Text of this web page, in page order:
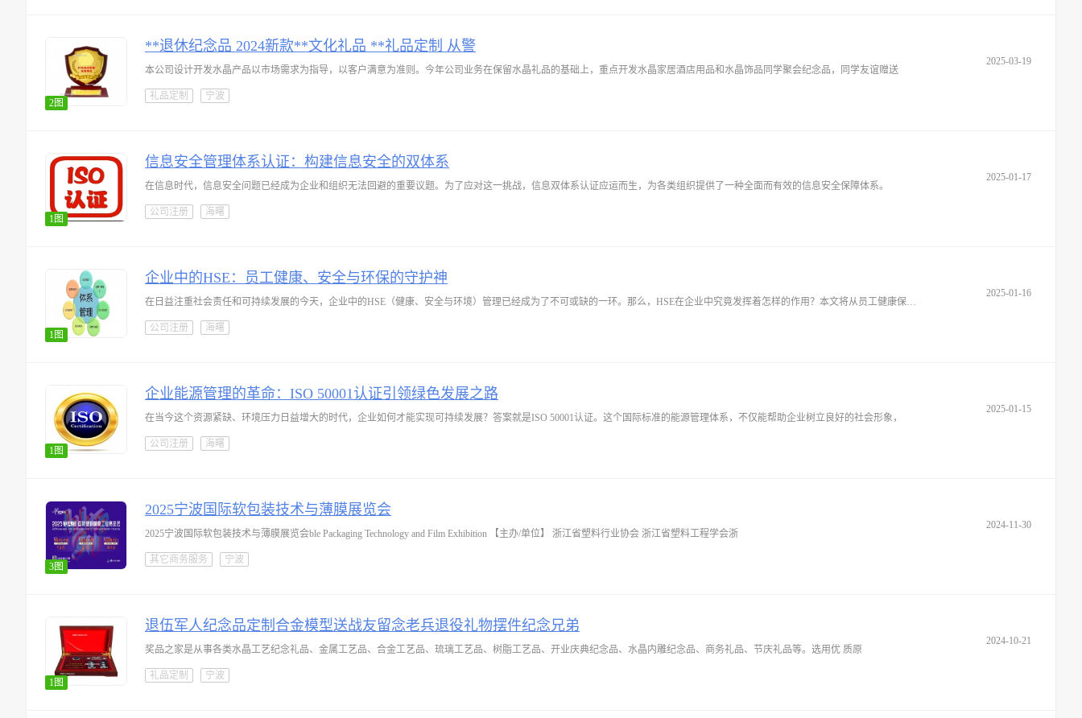
2图
2025-03-19
**退休纪念品 2024新款**文化礼品 **礼品定制 从警
本公司设计开发水晶产品以市场需求为指导，以客户满意为准则。今年公司业务在保留水晶礼品的基础上，重点开发水晶家居酒店用品和水晶饰品同学聚会纪念品，同学友谊赠送
礼品定制 宁波
1图
2025-01-17
信息安全管理体系认证：构建信息安全的双体系
在信息时代，信息安全问题已经成为企业和组织无法回避的重要议题。为了应对这一挑战，信息双体系认证应运而生，为各类组织提供了一种全面而有效的信息安全保障体系。
公司注册 海曙
1图
2025-01-16
企业中的HSE：员工健康、安全与环保的守护神
在日益注重社会责任和可持续发展的今天，企业中的HSE（健康、安全与环境）管理已经成为了不可或缺的一环。那么，HSE在企业中究竟发挥着怎样的作用？本文将从员工健康保护、
公司注册 海曙
1图
2025-01-15
企业能源管理的革命：ISO 50001认证引领绿色发展之路
在当今这个资源紧缺、环境压力日益增大的时代，企业如何才能实现可持续发展？答案就是ISO 50001认证。这个国际标准的能源管理体系，不仅能帮助企业树立良好的社会形象，
公司注册 海曙
3图
2024-11-30
2025宁波国际软包装技术与薄膜展览会
2025宁波国际软包装技术与薄膜展览会ble Packaging Technology and Film Exhibition 【主办/单位】 浙江省塑料行业协会 浙江省塑料工程学会浙
其它商务服务 宁波
1图
2024-10-21
退伍军人纪念品定制合金模型送战友留念老兵退役礼物摆件纪念兄弟
奖品之家是从事各类水晶工艺纪念礼品、金属工艺品、合金工艺品、琉璃工艺品、树脂工艺品、开业庆典纪念品、水晶内雕纪念品、商务礼品、节庆礼品等。选用优 质原
礼品定制 宁波